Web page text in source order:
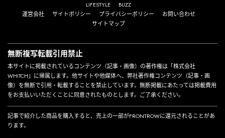
LIFESTYLE
BUZZ
運営会社
サイトポリシー プライバシーポリシー
お問い合わせ
サイトマップ
無断複写転載引用禁止
本サイトに掲載されているコンテンツ（記事・画像）の著作権は「株式会社
WHITCH」に帰属します。他サイトや他媒体へ、弊社著作権コンテンツ（記事・画
像）を無断で引用・転載することを禁止しています。無断掲載にあたっては掲載費用
をお支払いいただくことに同意されたものとします。ご了承ください。
記事で紹介した商品を購入すると、売上の一部がFRONTROWに還元されることがあ
ります。